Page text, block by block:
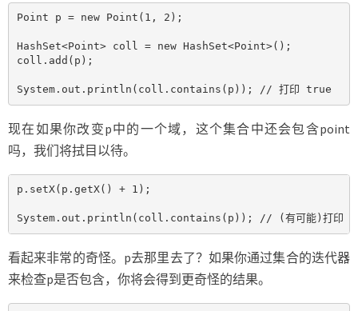
Point p = new Point(1, 2);
HashSet<Point> coll = new HashSet<Point>();
coll.add(p);
System.out.println(coll.contains(p)); // 打印 true
现在如果你改变p中的一个域，这个集合中还会包含point
吗，我们将拭目以待。
p.setX(p.getX() + 1);
System.out.println(coll.contains(p)); // (有可能)打印
看起来非常的奇怪。p去那里去了？如果你通过集合的迭代器
来检查p是否包含，你将会得到更奇怪的结果。